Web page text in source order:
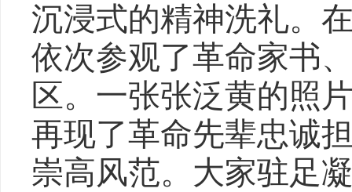
沉浸式的精神洗礼。
依次参观了革命家书
区。一张张泛黄的照
再现了革命先辈忠诚
崇高风范。大家驻足